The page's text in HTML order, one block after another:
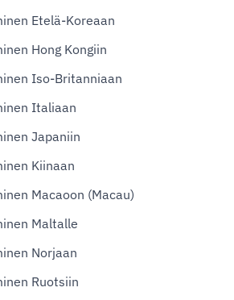
Etelä-Koreaan
Hong Kongiin
Iso-Britanniaan
Italiaan
Japaniin
Kiinaan
Macaoon (Macau)
Maltalle
Norjaan
Ruotsiin